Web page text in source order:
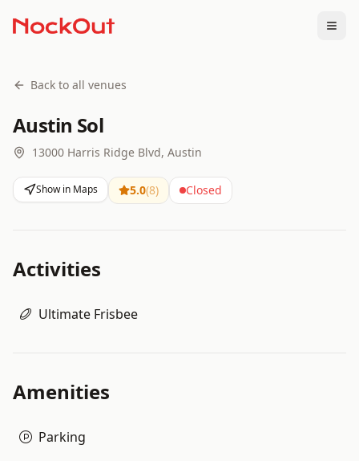
Back to all venues
Austin Sol
13000 Harris Ridge Blvd, Austin
Show in Maps 5.0(8) Closed
Activities
Ultimate Frisbee
Amenities
Parking